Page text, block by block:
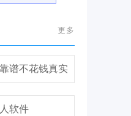
更多
谱不花钱真实
软件